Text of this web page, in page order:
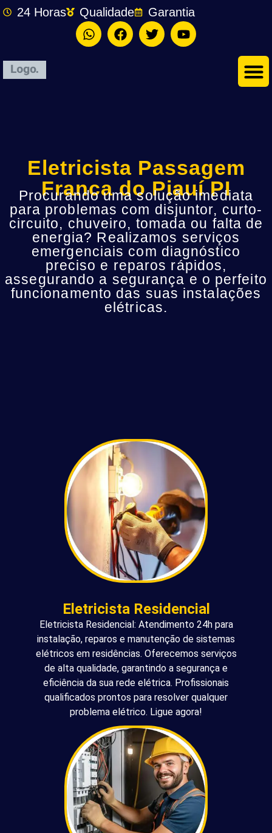
24 Horas Qualidade Garantia
Eletricista Passagem
Franca do Piauí PI
Procurando uma solução imediata
para problemas com disjuntor, curto-
circuito, chuveiro, tomada ou falta de
energia? Realizamos serviços
emergenciais com diagnóstico
preciso e reparos rápidos,
assegurando a segurança e o perfeito
funcionamento das suas instalações
elétricas.
Eletricista Residencial
Eletricista Residencial: Atendimento 24h para
instalação, reparos e manutenção de sistemas
elétricos em residências. Oferecemos serviços
de alta qualidade, garantindo a segurança e
eficiência da sua rede elétrica. Profissionais
qualificados prontos para resolver qualquer
problema elétrico. Ligue agora!